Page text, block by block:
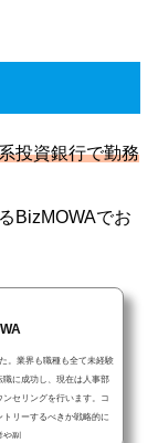
投資銀行で勤務
BizMOWAでお
。業界も職種も全て未経験
に成功し、現在は人事部
セリングを行います。コ
リーするべきか戦略的に
副